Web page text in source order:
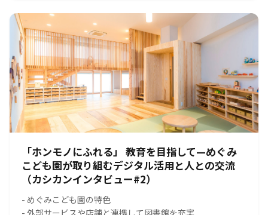
「ホンモノにふれる」 教育を目指して—めぐみ
こども園が取り組むデジタル活用と人との交流
（カシカンインタビュー#2）
- めぐみこども園の特色
- 外部サービスや店舗と連携して図書館を充実